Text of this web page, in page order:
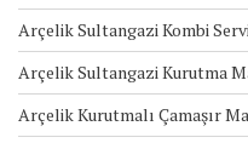
Arçelik Sultangazi Kombi
Arçelik Sultangazi Kurutma
Arçelik Kurutmalı Çamaşır